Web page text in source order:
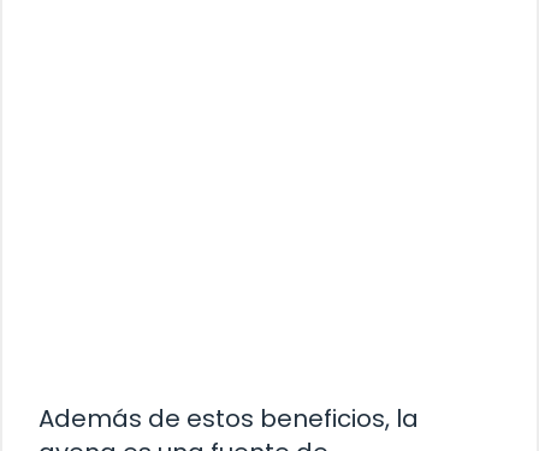
Además de estos beneficios, la